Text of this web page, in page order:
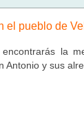
el pueblo de
la
Antonio y sus